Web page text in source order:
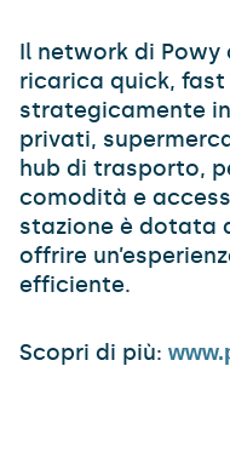
Il network di Powy
ricarica quick,
strategicamente
privati,
hub di trasporto,
comodità e
stazione è dotata
offrire
efficiente.
Scopri di più: